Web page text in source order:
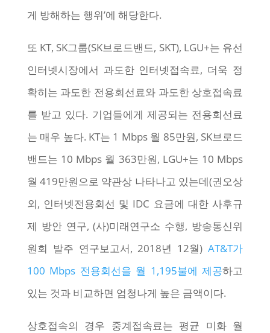
게 방해하는 행위’에 해당한다.
또 KT, SK그룹(SK브로드밴드, SKT), LGU+는 유선
인터넷시장에서 과도한 인터넷접속료, 더욱 정
확히는 과도한 전용회선료와 과도한 상호접속료
를 받고 있다. 기업들에게 제공되는 전용회선료
는 매우 높다. KT는 1 Mbps 월 85만원, SK브로드
밴드는 10 Mbps 월 363만원, LGU+는 10 Mbps
월 419만원으로 약관상 나타나고 있는데(권오상
외, 인터넷전용회선 및 IDC 요금에 대한 사후규
제 방안 연구, (사)미래연구소 수행, 방송통신위
원회 발주 연구보고서, 2018년 12월) AT&T가
100 Mbps 전용회선을 월 1,195불에 제공하고
있는 것과 비교하면 엄청나게 높은 금액이다.
상호접속의 경우 중계접속료는 평균 미화 월